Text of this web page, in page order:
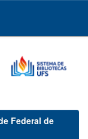
Federal de